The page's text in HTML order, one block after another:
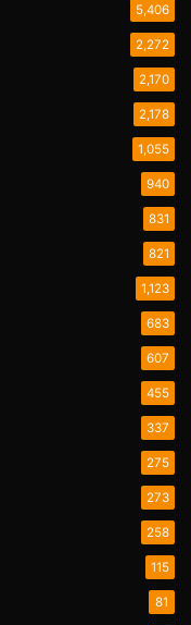
5,406
2,272
2,170
2,178
1,055
940
831
821
1,123
683
607
455
337
275
273
258
115
81